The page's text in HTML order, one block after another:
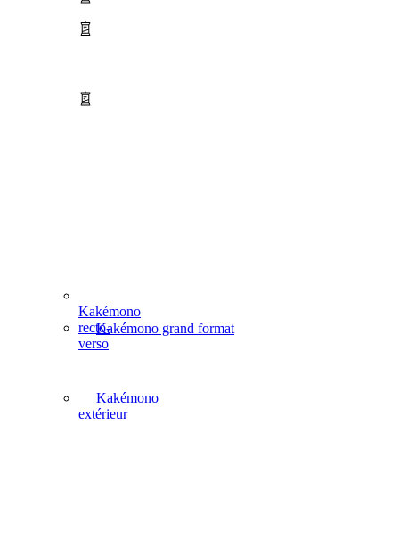
Kakémono
extérieur
Kakémono
recto-
verso
Kakémono grand format